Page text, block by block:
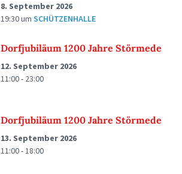
8. September 2026
19:30um SCHÜTZENHALLE
Dorfjubiläum 1200 Jahre Störmede
12. September 2026
11:00 - 23:00
Dorfjubiläum 1200 Jahre Störmede
13. September 2026
11:00 - 18:00